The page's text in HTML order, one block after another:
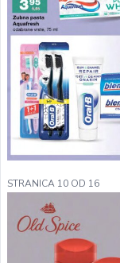
STRANICA 10 OD 16